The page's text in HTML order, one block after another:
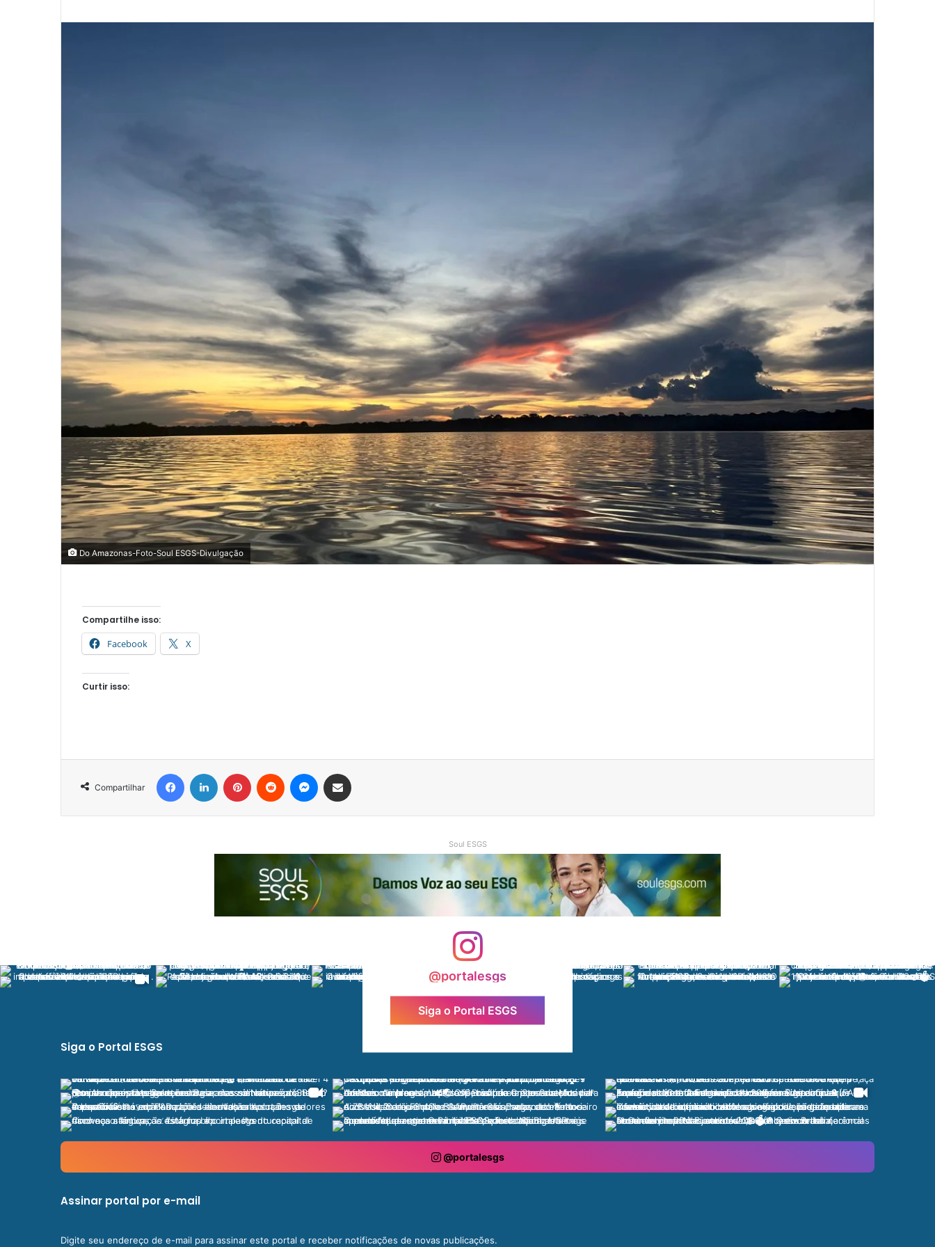
Do Amazonas-Foto-Soul ESGS-Divulgação
Compartilhe isso:
Facebook X
Curtir isso:
Compartilhar
FacebookLinkedin Pinterest Reddit Messenger
Soul ESGS
@portalesgs
Siga o Portal ESGS
Siga o Portal ESGS
@portalesgs
Assinar portal por e-mail
Digite seu endereço de e-mail para assinar este portal e receber notificações de novas publicações.